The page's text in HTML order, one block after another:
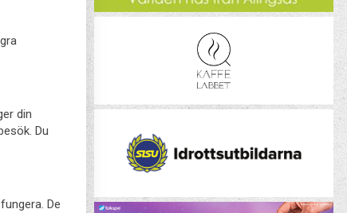
din
Du
De